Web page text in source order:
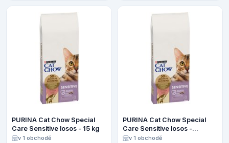
PURINA Cat Chow Special
Care Sensitive losos - 15 kg
v 1 obchodě
PURINA Cat Chow Special
Care Sensitive losos -
Výhodné balení 2 x 15 kg
v 1 obchodě